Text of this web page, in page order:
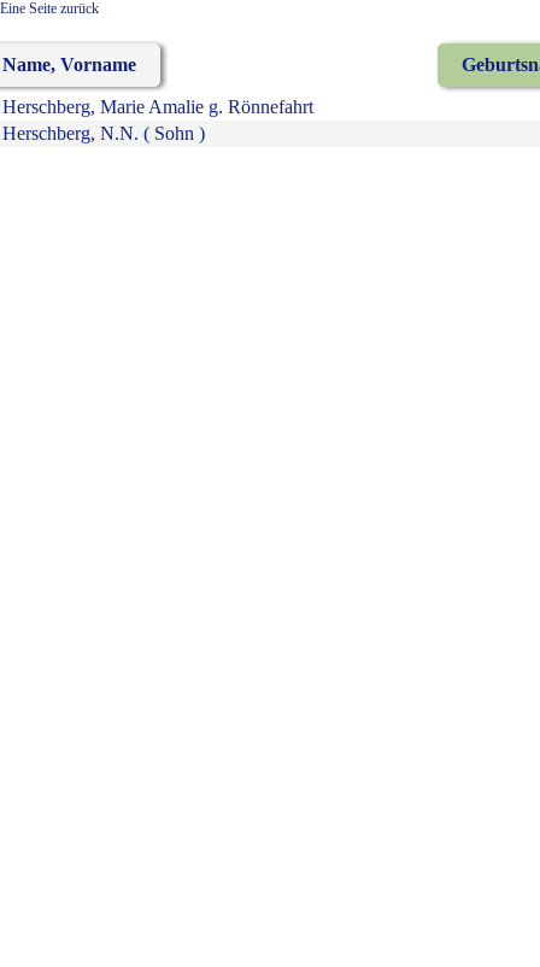
Eine Seite zurück
Name, Vorname
Herschberg, Marie Amalie g. Rönnefahrt
Herschberg, N.N. ( Sohn )